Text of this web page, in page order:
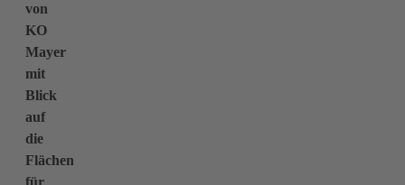
von
KO
Mayer
mit
Blick
auf
die
Flächen